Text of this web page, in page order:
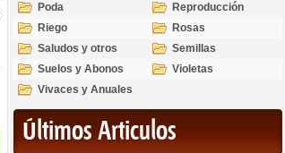
Poda
Reproducción
Riego
Rosas
Saludos y otros
temas
Semillas
Suelos y Abonos
Violetas
Vivaces y Anuales
Últimos Articulos